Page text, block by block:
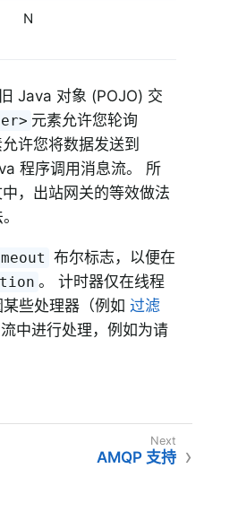
N
Java 对象 (POJO) 交
元素允许您轮询
许您将数据发送到
程序调用消息流。 所
，出站网关的等效做法
布尔标志，以便在
。 计时器仅在线程
些处理器（例如 过滤
流中进行处理，例如为请
AMQP 支持